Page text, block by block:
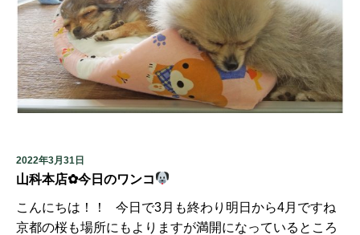
2022年3月31日
山科本店✿今日のワンコ
こんにちは！！ 今日で3月も終わり明日から4月ですね
京都の桜も場所にもよりますが満開になっているところ